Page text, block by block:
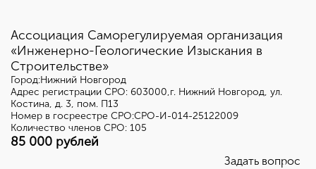
Ассоциация Саморегулируемая организация
«Инженерно-Геологические Изыскания в
Строительстве»
Город:Нижний Новгород
Адрес регистрации СРО: 603000,г. Нижний Новгород, ул.
Костина, д. 3, пом. П13
Номер в госреестре СРО:СРО-И-014-25122009
Количество членов СРО: 105
85 000 рублей
Задать вопрос